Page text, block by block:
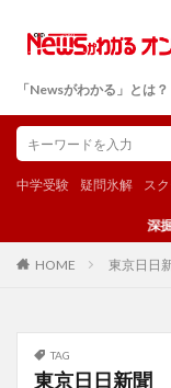
「Newsがわかる」とは？
中学受験 疑問氷解 ス
深
HOME 東京日日
TAG
東京日日新聞